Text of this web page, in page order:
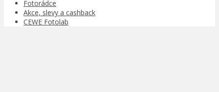
Fotorádce
Akce, slevy a cashback
CEWE Fotolab